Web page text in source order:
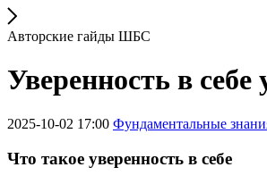
Авторские гайды ШБС
Уверенность в себе
2025-10-02 17:00 Фундаментальные
Что такое уверенность в себе